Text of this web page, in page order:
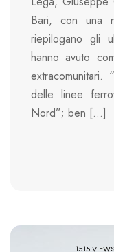
Bari, con una
riepilogano gli
hanno avuto
extracomunitari.
delle linee
Nord”; ben […]
1515 VIEWS